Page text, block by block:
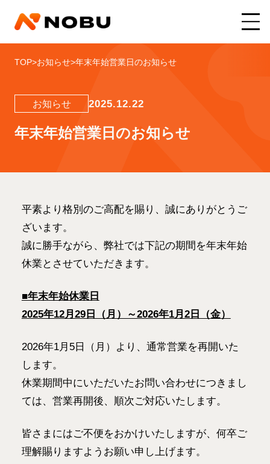
TOP>お知らせ>年末年始営業日のお知らせ
お知らせ 2025.12.22
年末年始営業日のお知らせ
平素より格別のご高配を賜り、誠にありがとうご
ざいます。
誠に勝手ながら、弊社では下記の期間を年末年始
休業とさせていただきます。
■年末年始休業日
2025年12月29日（月）～2026年1月2日（金）
2026年1月5日（月）より、通常営業を再開いた
します。
休業期間中にいただいたお問い合わせにつきまし
ては、営業再開後、順次ご対応いたします。
皆さまにはご不便をおかけいたしますが、何卒ご
理解賜りますようお願い申し上げます。